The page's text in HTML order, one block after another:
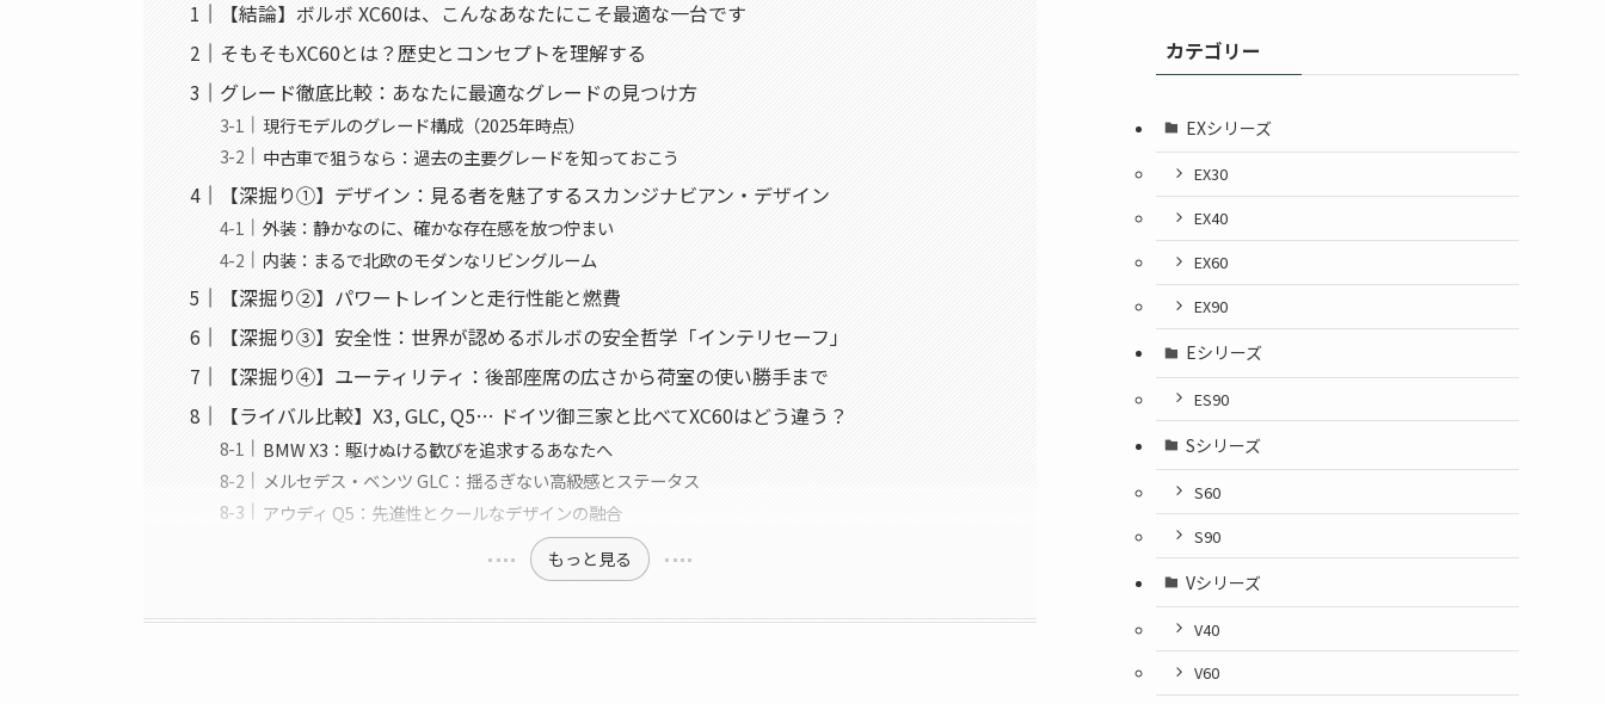
【結論】ボルボ XC60は、こんなあなたにこそ最適な一台です
そもそもXC60とは？歴史とコンセプトを理解する
グレード徹底比較：あなたに最適なグレードの見つけ方
現行モデルのグレード構成（2025年時点）
中古車で狙うなら：過去の主要グレードを知っておこう
【深掘り①】デザイン：見る者を魅了するスカンジナビアン・デザイン
外装：静かなのに、確かな存在感を放つ佇まい
内装：まるで北欧のモダンなリビングルーム
【深掘り②】パワートレインと走行性能と燃費
【深掘り③】安全性：世界が認めるボルボの安全哲学「インテリセーフ」
【深掘り④】ユーティリティ：後部座席の広さから荷室の使い勝手まで
【ライバル比較】X3, GLC, Q5… ドイツ御三家と比べてXC60はどう違う？
BMW X3：駆けぬける歓びを追求するあなたへ
メルセデス・ベンツ GLC：揺るぎない高級感とステータス
アウディ Q5：先進性とクールなデザインの融合
もっと見る
カテゴリー
EXシリーズ
EX30
EX40
EX60
EX90
Eシリーズ
ES90
Sシリーズ
S60
S90
Vシリーズ
V40
V60